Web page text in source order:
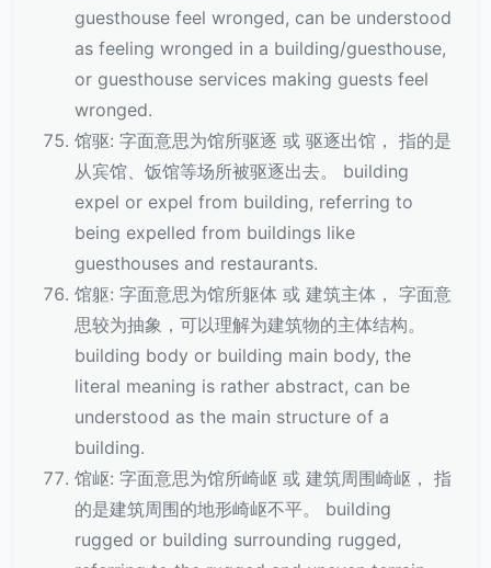
guesthouse feel wronged, can be understood
as feeling wronged in a building/guesthouse,
or guesthouse services making guests feel
wronged.
馆驱: 字面意思为馆所驱逐 或 驱逐出馆， 指的是
从宾馆、饭馆等场所被驱逐出去。 building
expel or expel from building, referring to
being expelled from buildings like
guesthouses and restaurants.
馆躯: 字面意思为馆所躯体 或 建筑主体， 字面意
思较为抽象，可以理解为建筑物的主体结构。
building body or building main body, the
literal meaning is rather abstract, can be
understood as the main structure of a
building.
馆岖: 字面意思为馆所崎岖 或 建筑周围崎岖， 指
的是建筑周围的地形崎岖不平。 building
rugged or building surrounding rugged,